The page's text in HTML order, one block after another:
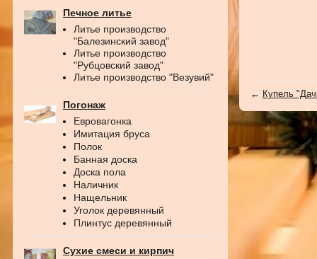
Печное литье
Литье производство
"Балезинский завод"
Литье производство
"Рубцовский завод"
Литье производство "Везувий"
Погонаж
Евровагонка
Имитация бруса
Полок
Банная доска
Доска пола
Наличник
Нащельник
Уголок деревянный
Плинтус деревянный
Сухие смеси и кирпич
← Купель